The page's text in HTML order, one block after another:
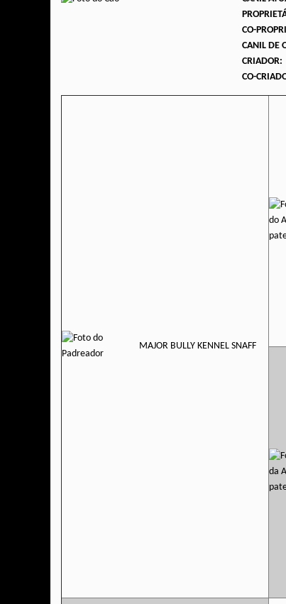
CO-
CANIL DE
CRIADOR:
CO-
MAJOR BULLY KENNEL SNAFF